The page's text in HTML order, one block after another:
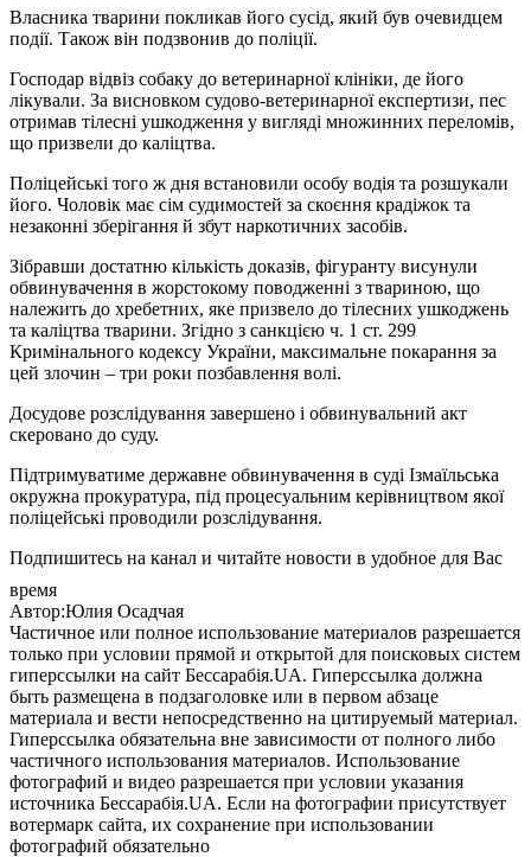
Власника тварини покликав його сусід, який був очевидцем
події. Також він подзвонив до поліції.
Господар відвіз собаку до ветеринарної клініки, де його
лікували. За висновком судово-ветеринарної експертизи, пес
отримав тілесні ушкодження у вигляді множинних переломів,
що призвели до каліцтва.
Поліцейські того ж дня встановили особу водія та розшукали
його. Чоловік має сім судимостей за скоєння крадіжок та
незаконні зберігання й збут наркотичних засобів.
Зібравши достатню кількість доказів, фігуранту висунули
обвинувачення в жорстокому поводженні з твариною, що
належить до хребетних, яке призвело до тілесних ушкоджень
та каліцтва тварини. Згідно з санкцією ч. 1 ст. 299
Кримінального кодексу України, максимальне покарання за
цей злочин – три роки позбавлення волі.
Досудове розслідування завершено і обвинувальний акт
скеровано до суду.
Підтримуватиме державне обвинувачення в суді Ізмаїльська
окружна прокуратура, під процесуальним керівництвом якої
поліцейські проводили розслідування.
Подпишитесь на канал и читайте новости в удобное для Вас
время
Автор:Юлия Осадчая
Частичное или полное использование материалов разрешается
только при условии прямой и открытой для поисковых систем
гиперссылки на сайт Бессарабія.UA. Гиперссылка должна
быть размещена в подзаголовке или в первом абзаце
материала и вести непосредственно на цитируемый материал.
Гиперссылка обязательна вне зависимости от полного либо
частичного использования материалов. Использование
фотографий и видео разрешается при условии указания
источника Бессарабія.UA. Если на фотографии присутствует
вотермарк сайта, их сохранение при использовании
фотографий обязательно